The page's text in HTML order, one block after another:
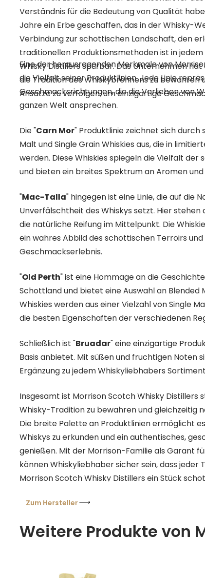
Verständnis für die Bedeutung von Qualität
Jahre ein Erbe geschaffen, das in der Whisky-
Verbindung zur schottischen Landschaft, den
traditionellen Produktionsmethoden ist in
Whisky Distillers spürbar. Das Unternehmen
die Tradition des Whiskybrennens zu bewahren
Ansätze zu verfolgen, um einzigartige
Eine der herausragenden Merkmale von
die Vielfalt seiner Produktlinien. Jede Linie
Geschmacksrichtungen, die die Vorlieben von
ganzen Welt ansprechen.
Die "Carn Mor" Produktlinie zeichnet sich durch
Malt und Single Grain Whiskies aus, die in
werden. Diese Whiskies spiegeln die Vielfalt der
und bieten ein breites Spektrum an Aromen
"Mac-Talla" hingegen ist eine Linie, die auf die
Unverfälschtheit des Whiskys setzt. Hier stehen
die natürliche Reifung im Mittelpunkt. Die
ein wahres Abbild des schottischen Terroirs
Geschmackserlebnis.
"Old Perth" ist eine Hommage an die
Schottland und bietet eine Auswahl an Blended
Whiskies werden aus einer Vielzahl von Single
die besten Eigenschaften der verschiedenen
Schließlich ist "Bruadar" eine einzigartige
Basis anbietet. Mit süßen und fruchtigen Noten
Ergänzung zu jedem Whiskyliebhabers
Insgesamt ist Morrison Scotch Whisky Distillers
Whisky-Tradition zu bewahren und gleichzeitig
Die breite Palette an Produktlinien ermöglicht
Whiskys zu erkunden und ein authentisches,
genießen. Mit der Morrison-Familie als Garant
können Whiskyliebhaber sicher sein, dass jeder
Morrison Scotch Whisky Distillers ein Stück
Zum Hersteller
Weitere Produkte von